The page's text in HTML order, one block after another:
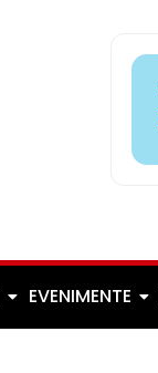
EVENIMENTE